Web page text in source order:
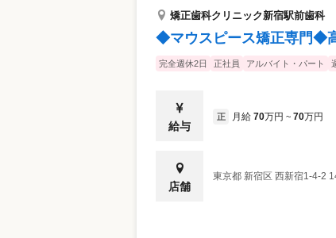
矯正歯科クリニック新宿駅前歯科
◆マウスピース矯正専門◆
完全週休2日 正社員 アルバイト・パート
給与
正 月給 70万円 ~ 70万円
店舗
東京都 新宿区 西新宿1-4-2